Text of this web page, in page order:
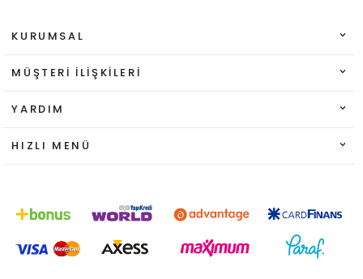
KURUMSAL
MÜŞTERI İLIŞKILERI
YARDIM
HIZLI MENÜ